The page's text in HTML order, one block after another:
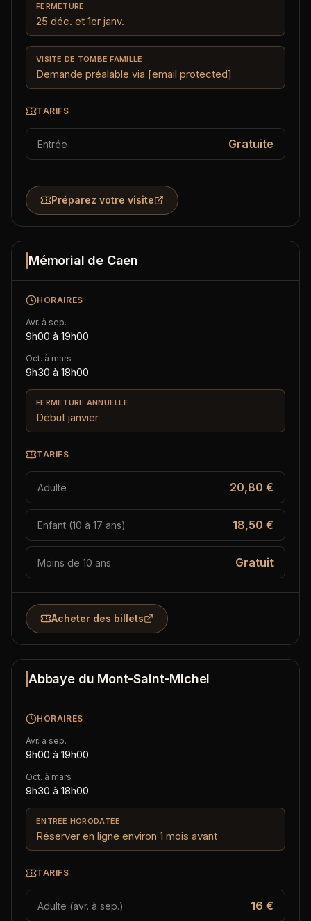
FERMETURE
25 déc. et 1er janv.
VISITE DE TOMBE FAMILLE
Demande préalable via [email protected]
TARIFS
Entrée Gratuite
Préparez votre visite
Mémorial de Caen
HORAIRES
Avr. à sep.
9h00 à 19h00
Oct. à mars
9h30 à 18h00
FERMETURE ANNUELLE
Début janvier
TARIFS
Adulte 20,80 €
Enfant (10 à 17 ans) 18,50 €
Moins de 10 ans Gratuit
Acheter des billets
Abbaye du Mont-Saint-Michel
HORAIRES
Avr. à sep.
9h00 à 19h00
Oct. à mars
9h30 à 18h00
ENTRÉE HORODATÉE
Réserver en ligne environ 1 mois avant
TARIFS
Adulte (avr. à sep.) 16 €